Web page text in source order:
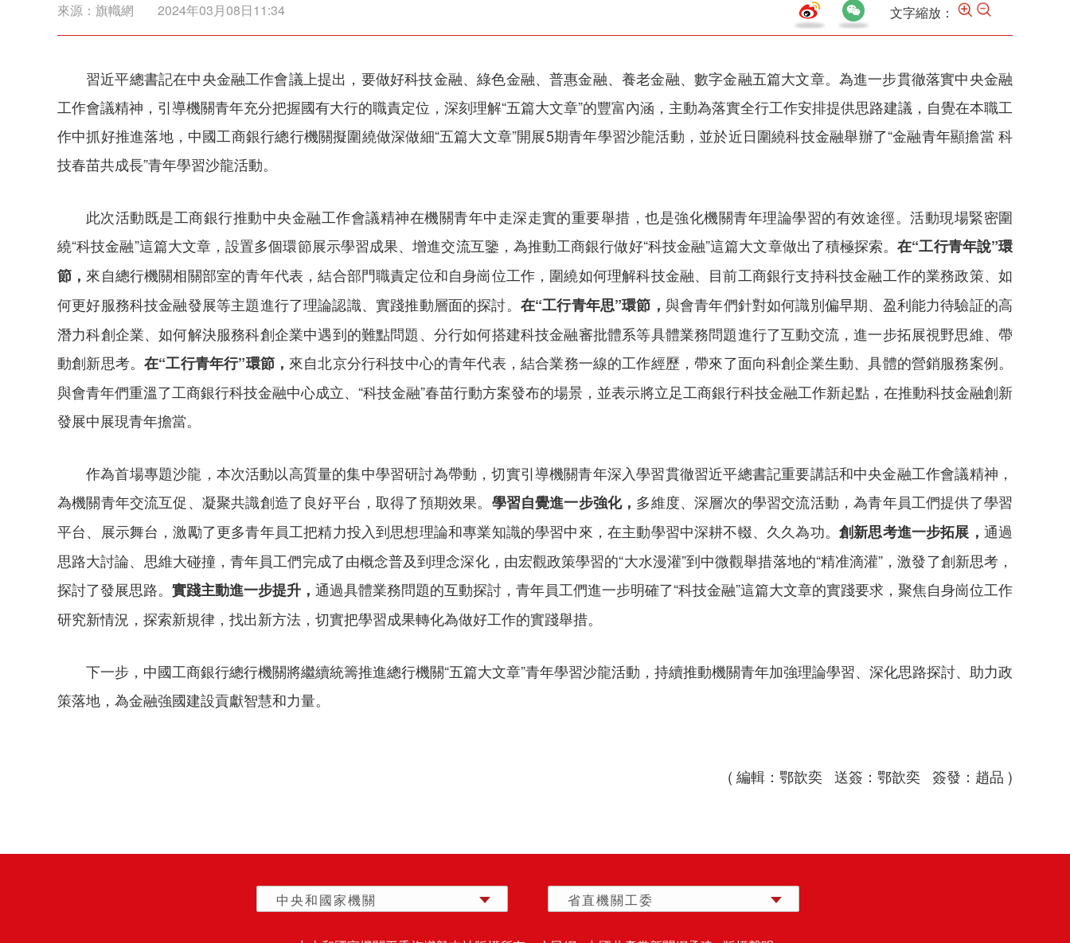
來源： 旗幟網 2024年03月08日11:34 文字縮放：
習近平總書記在中央金融工作會議上提出，要做好科技金融、綠色金融、普惠金融、養老金融、數字金融五篇大文章。為進一步貫徹落實中央金融
工作會議精神，引導機關青年充分把握國有大行的職責定位，深刻理解“五篇大文章”的豐富內涵，主動為落實全行工作安排提供思路建議，自覺在本職工
作中抓好推進落地，中國工商銀行總行機關擬圍繞做深做細“五篇大文章”開展5期青年學習沙龍活動，並於近日圍繞科技金融舉辦了“金融青年顯擔當 科
技春苗共成長”青年學習沙龍活動。
此次活動既是工商銀行推動中央金融工作會議精神在機關青年中走深走實的重要舉措，也是強化機關青年理論學習的有效途徑。活動現場緊密圍
繞“科技金融”這篇大文章，設置多個環節展示學習成果、增進交流互鑒，為推動工商銀行做好“科技金融”這篇大文章做出了積極探索。在“工行青年說”環
節， 來自總行機關相關部室的青年代表，結合部門職責定位和自身崗位工作，圍繞如何理解科技金融、目前工商銀行支持科技金融工作的業務政策、如
何更好服務科技金融發展等主題進行了理論認識、實踐推動層面的探討。 在“工行青年思”環節， 與會青年們針對如何識別偏早期、盈利能力待驗証的高
潛力科創企業、如何解決服務科創企業中遇到的難點問題、分行如何搭建科技金融審批體系等具體業務問題進行了互動交流，進一步拓展視野思維、帶
動創新思考。在“工行青年行”環節， 來自北京分行科技中心的青年代表，結合業務一線的工作經歷，帶來了面向科創企業生動、具體的營銷服務案例。
與會青年們重溫了工商銀行科技金融中心成立、“科技金融”春苗行動方案發布的場景，並表示將立足工商銀行科技金融工作新起點，在推動科技金融創新
發展中展現青年擔當。
作為首場專題沙龍，本次活動以高質量的集中學習研討為帶動，切實引導機關青年深入學習貫徹習近平總書記重要講話和中央金融工作會議精神，
為機關青年交流互促、凝聚共識創造了良好平台，取得了預期效果。 學習自覺進一步強化， 多維度、深層次的學習交流活動，為青年員工們提供了學習
平台、展示舞台，激勵了更多青年員工把精力投入到思想理論和專業知識的學習中來，在主動學習中深耕不輟、久久為功。 創新思考進一步拓展， 通過
思路大討論、思維大碰撞，青年員工們完成了由概念普及到理念深化，由宏觀政策學習的“大水漫灌”到中微觀舉措落地的“精准滴灌”，激發了創新思考，
探討了發展思路。 實踐主動進一步提升， 通過具體業務問題的互動探討，青年員工們進一步明確了“科技金融”這篇大文章的實踐要求，聚焦自身崗位工作
研究新情況，探索新規律，找出新方法，切實把學習成果轉化為做好工作的實踐舉措。
下一步，中國工商銀行總行機關將繼續統籌推進總行機關“五篇大文章”青年學習沙龍活動，持續推動機關青年加強理論學習、深化思路探討、助力政
策落地，為金融強國建設貢獻智慧和力量。
( 編輯：鄂歆奕 送簽：鄂歆奕 簽發：趙品 )
中央和國家機關 省直機關工委